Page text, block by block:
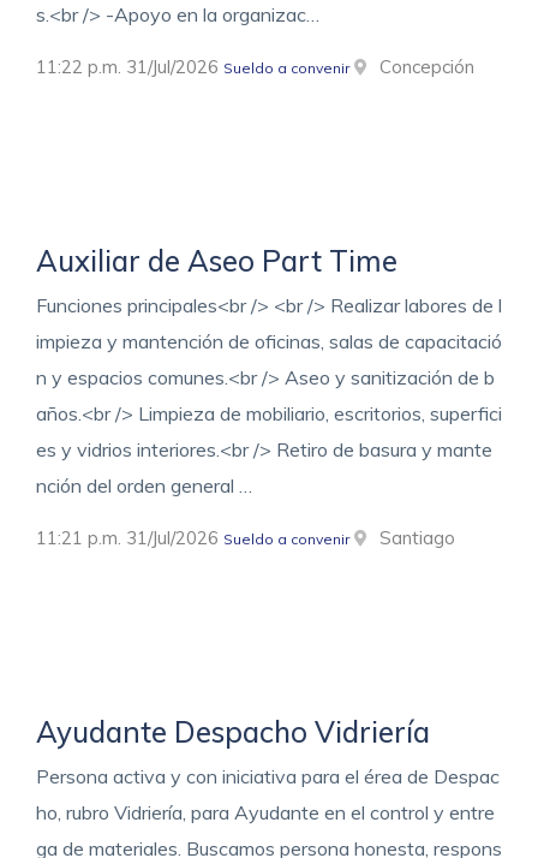
s.<br /> -Apoyo en la organizac…
11:22 p.m. 31/Jul/2026 Sueldo a convenir Concepción
Auxiliar de Aseo Part Time
Funciones principales<br /> <br /> Realizar labores de l
impieza y mantención de oficinas, salas de capacitació
n y espacios comunes.<br /> Aseo y sanitización de b
años.<br /> Limpieza de mobiliario, escritorios, superfici
es y vidrios interiores.<br /> Retiro de basura y mante
nción del orden general …
11:21 p.m. 31/Jul/2026 Sueldo a convenir Santiago
Ayudante Despacho Vidriería
Persona activa y con iniciativa para el érea de Despac
ho, rubro Vidriería, para Ayudante en el control y entre
ga de materiales. Buscamos persona honesta, respons